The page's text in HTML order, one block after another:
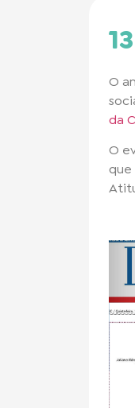
O
da
O
que